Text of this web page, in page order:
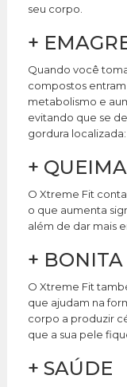
seu corpo.
+
Quando você
compostos
metabolismo e
evitando que se
gordura
+
O Xtreme Fit
o que aumenta
além de dar mais
+ BONITA
O Xtreme Fit
que ajudam na
corpo a produzir
que a sua pele
+ SAÚDE